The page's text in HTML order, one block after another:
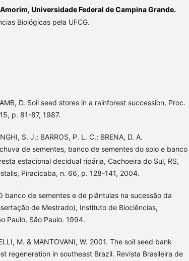
Universidade Federal de Campina Grande.
Biológicas pela UFCG.
D. Soil seed stores in a rainforest succession, Proc.
p. 81-87, 1987.
S. J.; BARROS, P. L. C.; BRENA, D. A.
de sementes, banco de sementes do solo e banco
estacional decidual ripária, Cachoeira do Sul, RS,
Piracicaba, n. 66, p. 128-141, 2004.
banco de sementes e de plântulas na sucessão da
de Mestrado), Instituto de Biociências,
Paulo, São Paulo. 1994.
M. & MANTOVANI, W. 2001. The soil seed bank
regeneration in southeast Brazil. Revista Brasileira de